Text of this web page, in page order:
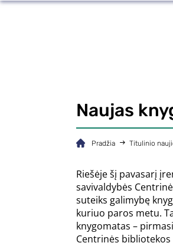
Naujas
Pradžia Titulinio
Riešėje šį pavasarį
savivaldybės
suteiks galimybę
kuriuo paros metu.
knygomatas –
Centrinės